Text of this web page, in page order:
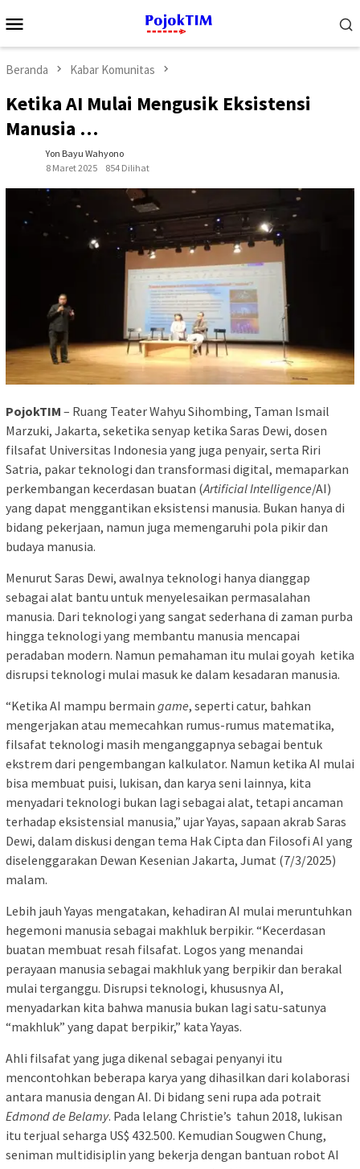
ke
Mobile
Beranda Kabar Komunitas
Ketika AI Mulai Mengusik Eksistensi
Manusia …
Yon Bayu Wahyono
8 Maret 2025
854 Dilihat
PojokTIM – Ruang Teater Wahyu Sihombing, Taman Ismail
Marzuki, Jakarta, seketika senyap ketika Saras Dewi, dosen
filsafat Universitas Indonesia yang juga penyair, serta Riri
Satria, pakar teknologi dan transformasi digital, memaparkan
perkembangan kecerdasan buatan (Artificial Intelligence/AI)
yang dapat menggantikan eksistensi manusia. Bukan hanya di
bidang pekerjaan, namun juga memengaruhi pola pikir dan
budaya manusia.
Menurut Saras Dewi, awalnya teknologi hanya dianggap
sebagai alat bantu untuk menyelesaikan permasalahan
manusia. Dari teknologi yang sangat sederhana di zaman purba
hingga teknologi yang membantu manusia mencapai
peradaban modern. Namun pemahaman itu mulai goyah ketika
disrupsi teknologi mulai masuk ke dalam kesadaran manusia.
“Ketika AI mampu bermain game, seperti catur, bahkan
mengerjakan atau memecahkan rumus-rumus matematika,
filsafat teknologi masih menganggapnya sebagai bentuk
ekstrem dari pengembangan kalkulator. Namun ketika AI mulai
bisa membuat puisi, lukisan, dan karya seni lainnya, kita
menyadari teknologi bukan lagi sebagai alat, tetapi ancaman
terhadap eksistensial manusia,” ujar Yayas, sapaan akrab Saras
Dewi, dalam diskusi dengan tema Hak Cipta dan Filosofi AI yang
diselenggarakan Dewan Kesenian Jakarta, Jumat (7/3/2025)
malam.
Lebih jauh Yayas mengatakan, kehadiran AI mulai meruntuhkan
hegemoni manusia sebagai makhluk berpikir. “Kecerdasan
buatan membuat resah filsafat. Logos yang menandai
perayaan manusia sebagai makhluk yang berpikir dan berakal
mulai terganggu. Disrupsi teknologi, khususnya AI,
menyadarkan kita bahwa manusia bukan lagi satu-satunya
“makhluk” yang dapat berpikir,” kata Yayas.
Ahli filsafat yang juga dikenal sebagai penyanyi itu
mencontohkan beberapa karya yang dihasilkan dari kolaborasi
antara manusia dengan AI. Di bidang seni rupa ada potrait
Edmond de Belamy. Pada lelang Christie’s tahun 2018, lukisan
itu terjual seharga US$ 432.500. Kemudian Sougwen Chung,
seniman multidisiplin yang bekerja dengan bantuan robot AI